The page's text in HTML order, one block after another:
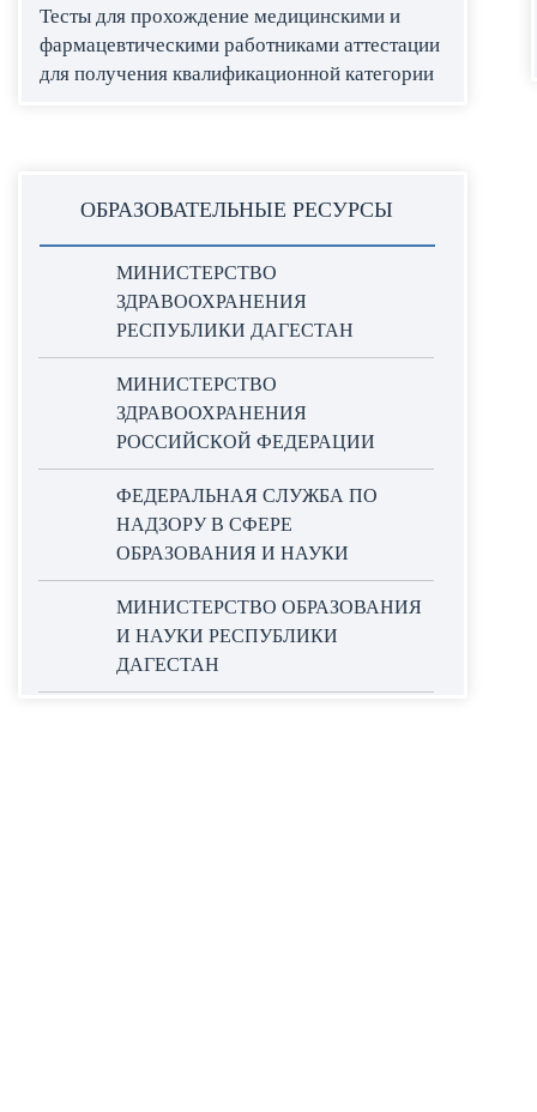
Тесты для прохождение медицинскими и
фармацевтическими работниками аттестации
для получения квалификационной категории
ОБРАЗОВАТЕЛЬНЫЕ РЕСУРСЫ
МИНИСТЕРСТВО
ЗДРАВООХРАНЕНИЯ
РЕСПУБЛИКИ ДАГЕСТАН
МИНИСТЕРСТВО
ЗДРАВООХРАНЕНИЯ
РОССИЙСКОЙ ФЕДЕРАЦИИ
ФЕДЕРАЛЬНАЯ СЛУЖБА ПО
НАДЗОРУ В СФЕРЕ
ОБРАЗОВАНИЯ И НАУКИ
МИНИСТЕРСТВО ОБРАЗОВАНИЯ
И НАУКИ РЕСПУБЛИКИ
ДАГЕСТАН